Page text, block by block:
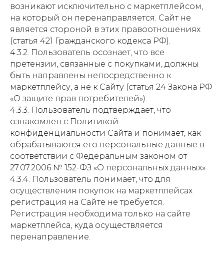
возникают исключительно с маркетплейсом,
на который он перенаправляется. Сайт не
является стороной в этих правоотношениях
(статья 421 Гражданского кодекса РФ).
4.3.2. Пользователь осознает, что все
претензии, связанные с покупками, должны
быть направлены непосредственно к
маркетплейсу, а не к Сайту (статья 24 Закона РФ
«О защите прав потребителей»).
4.3.3. Пользователь подтверждает, что
ознакомлен с Политикой
конфиденциальности Сайта и понимает, как
обрабатываются его персональные данные в
соответствии с Федеральным законом от
27.07.2006 № 152-ФЗ «О персональных данных».
4.3.4. Пользователь понимает, что для
осуществления покупок на маркетплейсах
регистрация на Сайте не требуется.
Регистрация необходима только на сайте
маркетплейса, куда осуществляется
перенаправление.